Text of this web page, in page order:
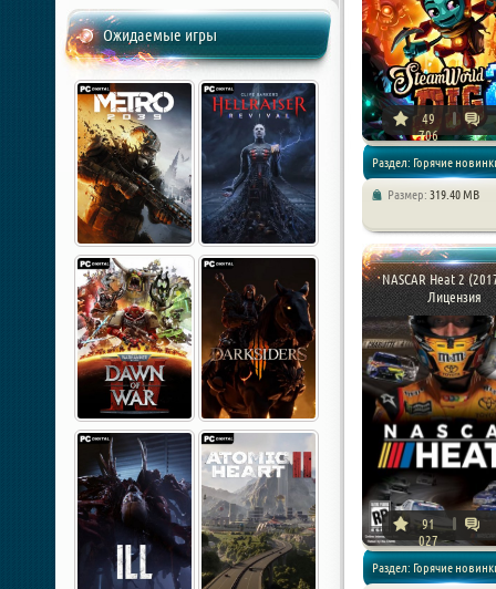
Ожидаемые игры
49
706
Раздел: Горячие
Размер: 319.40 MB
NASCAR Heat 2
Лицензия
91
027
Раздел: Горячие